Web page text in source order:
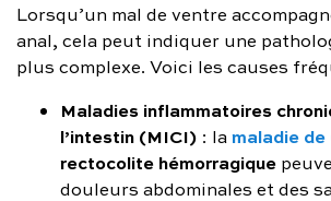
Lorsqu’un mal de ventre
anal, cela peut indiquer une
plus complexe. Voici les causes
Maladies inflammatoires
l’intestin (MICI) : lamaladie de
rectocolite hémorragique
douleurs abdominales et des